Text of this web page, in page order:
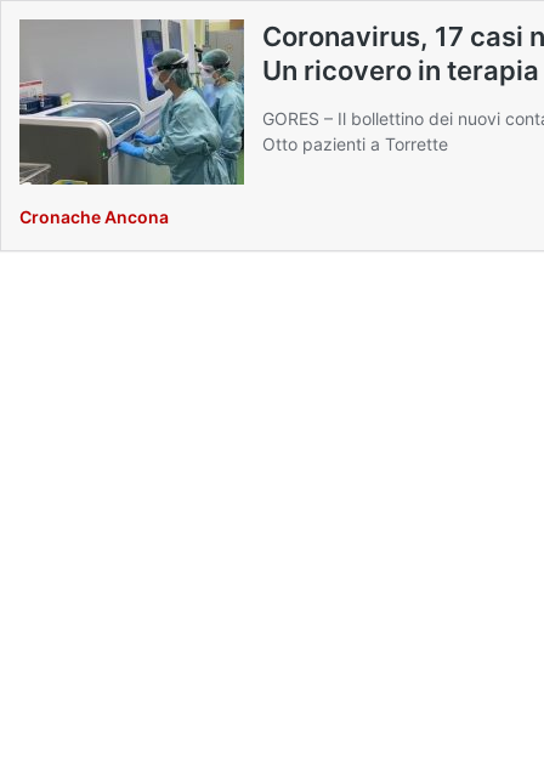
Coronavirus, 17 casi
Un ricovero in
GORES – Il bollettino dei nuovi
Otto pazienti a Torrette
Cronache Ancona